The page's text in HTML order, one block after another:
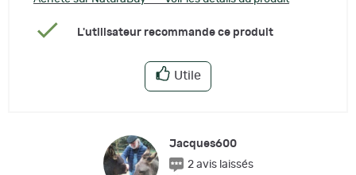
L'utilisateur recommande ce produit
Utile
Jacques600
2 avis laissés